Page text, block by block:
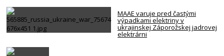
MAAE varuje pred častými
výpadkami elektriny v
ukrajinskej Záporožskej jadrovej
elektrárni